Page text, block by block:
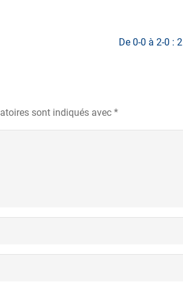
De 0-0 à 2-0 :
sont indiqués avec *